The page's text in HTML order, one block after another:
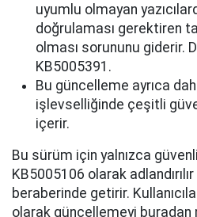
uyumlu olmayan
doğrulaması gerektiren
olması sorununu giderir.
KB5005391.
Bu güncelleme ayrıca
işlevselliğinde çeşitli
içerir.
Bu sürüm için yalnızca
KB5005106 olarak
beraberinde getirir.
olarak güncellemeyi buradan